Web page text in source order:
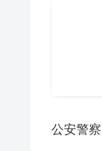
公安警